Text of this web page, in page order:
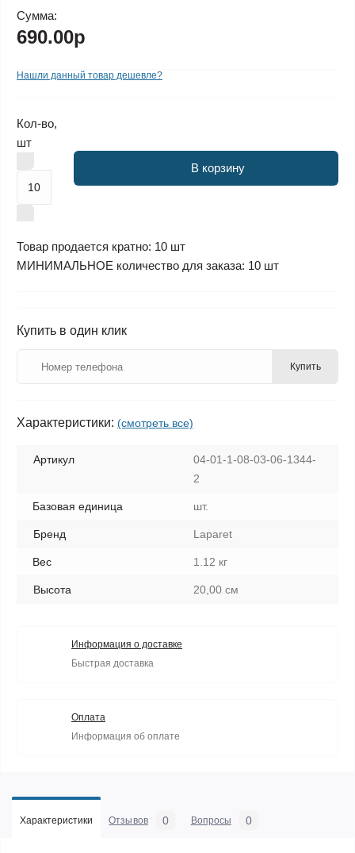
Сумма:
690.00р
Нашли данный товар дешевле?
Кол-во,
шт
В корзину
Товар продается кратно: 10 шт
МИНИМАЛЬНОЕ количество для заказа: 10 шт
Купить в один клик
Купить
Характеристики: (смотреть все)
Артикул
04-01-1-08-03-06-1344-
2
Базовая единица шт.
Бренд Laparet
Вес 1.12 кг
Высота 20,00 см
Информация о доставке
Быстрая доставка
Оплата
Информация об оплате
Характеристики Отзывов 0 Вопросы 0